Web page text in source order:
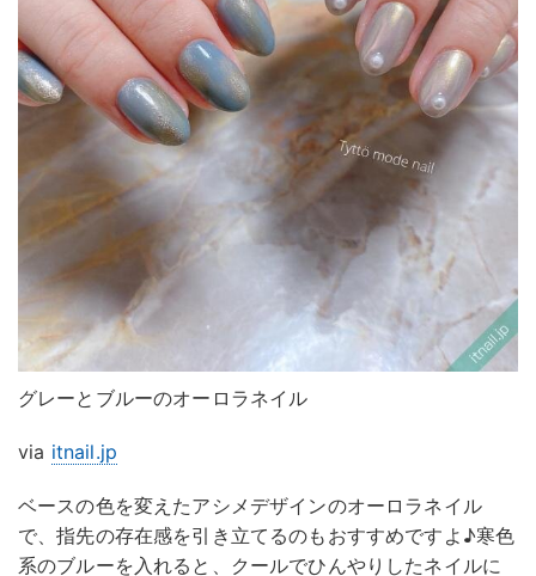
グレーとブルーのオーロラネイル
via itnail.jp
ベースの色を変えたアシメデザインのオーロラネイル
で、指先の存在感を引き立てるのもおすすめですよ♪寒色
系のブルーを入れると、クールでひんやりしたネイルに